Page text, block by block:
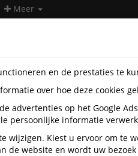
Meer
en de prestaties te
over hoe deze cookies
advertenties op het Google
persoonlijke informatie
wijzigen. Kiest u ervoor om te
de website en wordt uw